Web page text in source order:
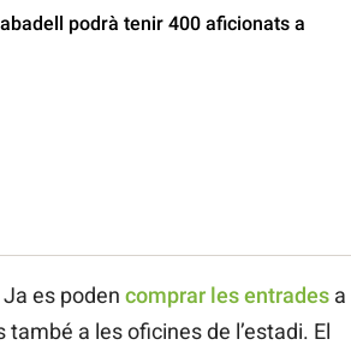
podrà tenir 400 aficionats a
es poden comprar les entradesa
a les oficines de l’estadi. El